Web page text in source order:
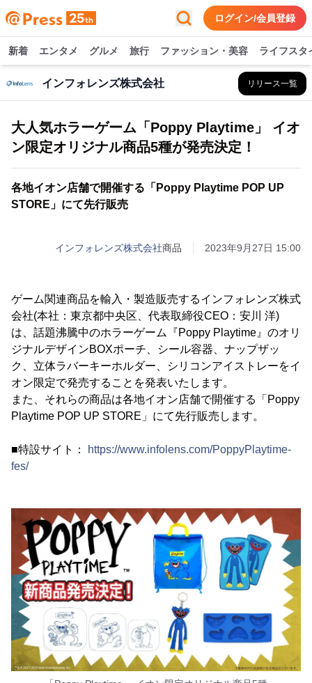
ログイン/会員登録
新着 エンタメ グルメ 旅行 ファッション・美容 ライフスタ
インフォレンズ株式会社 リリース一覧
大人気ホラーゲーム「Poppy Playtime」 イオ
ン限定オリジナル商品5種が発売決定！
各地イオン店舗で開催する「Poppy Playtime POP UP
STORE」にて先行販売
インフォレンズ株式会社商品 2023年9月27日 15:00
ゲーム関連商品を輸入・製造販売するインフォレンズ株式
会社(本社：東京都中央区、代表取締役CEO：安川 洋)
は、話題沸騰中のホラーゲーム『Poppy Playtime』のオリ
ジナルデザインBOXポーチ、シール容器、ナップザッ
ク、立体ラバーキーホルダー、シリコンアイストレーをイ
オン限定で発売することを発表いたします。
また、それらの商品は各地イオン店舗で開催する「Poppy
Playtime POP UP STORE」にて先行販売します。
■特設サイト：
https://www.infolens.com/PoppyPlaytime-
fes/